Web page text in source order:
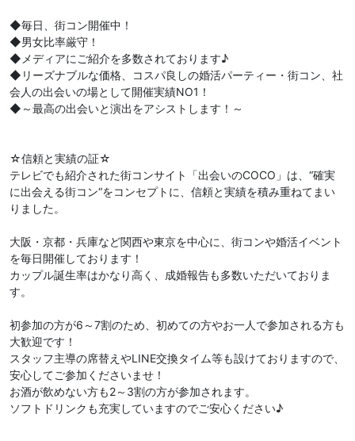
◆毎日、街コン開催中！
◆男女比率厳守！
◆メディアにご紹介を多数されております♪
◆リーズナブルな価格、コスパ良しの婚活パーティー・街コン、社
会人の出会いの場として開催実績NO1！
◆～最高の出会いと演出をアシストします！～
☆信頼と実績の証☆
テレビでも紹介された街コンサイト「出会いのCOCO」は、“確実
に出会える街コン“をコンセプトに、信頼と実績を積み重ねてまい
りました。
大阪・京都・兵庫など関西や東京を中心に、街コンや婚活イベント
を毎日開催しております！
カップル誕生率はかなり高く、成婚報告も多数いただいておりま
す。
初参加の方が6～7割のため、初めての方やお一人で参加される方も
大歓迎です！
スタッフ主導の席替えやLINE交換タイム等も設けておりますので、
安心してご参加くださいませ！
お酒が飲めない方も2～3割の方が参加されます。
ソフトドリンクも充実していますのでご安心ください♪